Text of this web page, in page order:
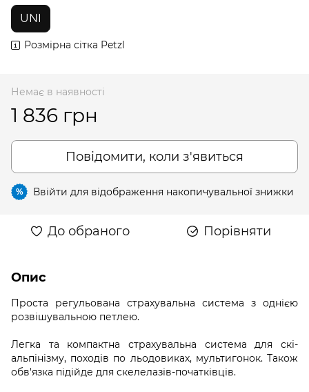
UNI
Розмірна сітка Petzl
Немає в наявності
1 836 грн
Повідомити, коли з'явиться
% Ввійти для відображення накопичувальної знижки
До обраного Порівняти
Опис
Проста регульована страхувальна система з однією
розвішувальною петлею.
Легка та компактна страхувальна система для скі-
альпінізму, походів по льодовиках, мультигонок. Також
обв'язка підійде для скелелазів-початківців.